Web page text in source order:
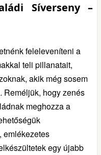
Síverseny –
feleleveníteni a
teli pillanatait,
akik még sosem
Reméljük, hogy zenés
meghozza a
emlékezetes
egy újabb